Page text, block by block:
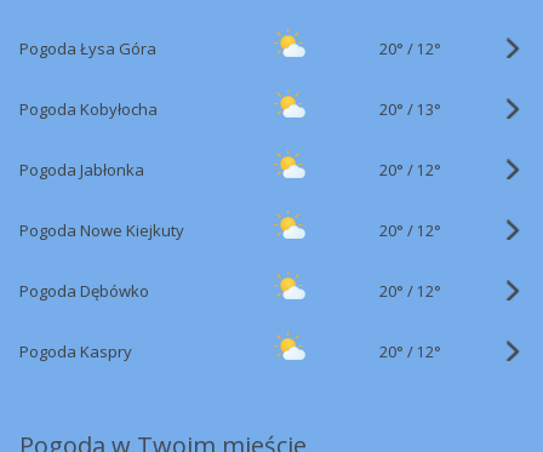
Pogoda Łysa Góra 20° / 12°
Pogoda Kobyłocha 20° / 13°
Pogoda Jabłonka 20° / 12°
Pogoda Nowe Kiejkuty 20° / 12°
Pogoda Dębówko 20° / 12°
Pogoda Kaspry 20° / 12°
Pogoda w Twoim mieście